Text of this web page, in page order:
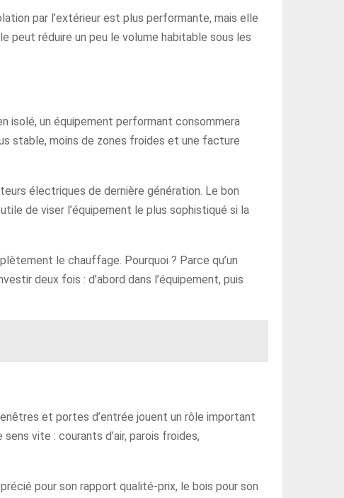
par l’extérieur est plus performante, mais elle
peut réduire un peu le volume habitable sous les
isolé, un équipement performant consommera
stable, moins de zones froides et une facture
électriques de dernière génération. Le bon
de viser l’équipement le plus sophistiqué si la
le chauffage. Pourquoi ? Parce qu’un
deux fois : d’abord dans l’équipement, puis
et portes d’entrée jouent un rôle important
vite : courants d’air, parois froides,
pour son rapport qualité-prix, le bois pour son